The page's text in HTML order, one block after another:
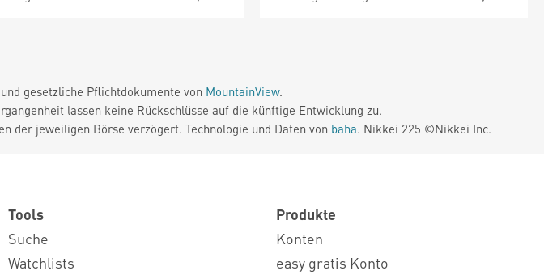
gesetzliche Pflichtdokumente von MountainView.
lassen keine Rückschlüsse auf die künftige Entwicklung zu.
der jeweiligen Börse verzögert. Technologie und Daten von baha. Nikkei 225 ©Nikkei Inc.
Tools
Suche
Watchlists
Produkte
Konten
easy gratis Konto